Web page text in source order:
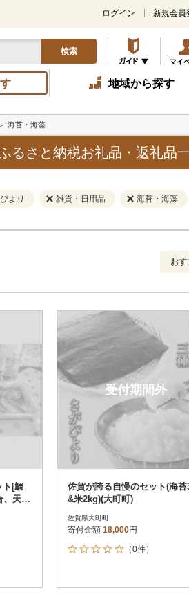
ログイン 新規会員
検索
地域から探す
海苔・海藻
るさと納税お礼品・返礼品
より 雑貨・日用品 海苔・海藻
解除
発送種別
冷蔵便
冷凍便
結果を見る（
おす
新着
レビ
レビ
寄付
寄付
ト[鯛
、天然
受付期間外
佐賀が誇る自慢のセット(海苔
&米2kg)(大町町)
佐賀県大町町
寄付金額 18,000円
（0件）